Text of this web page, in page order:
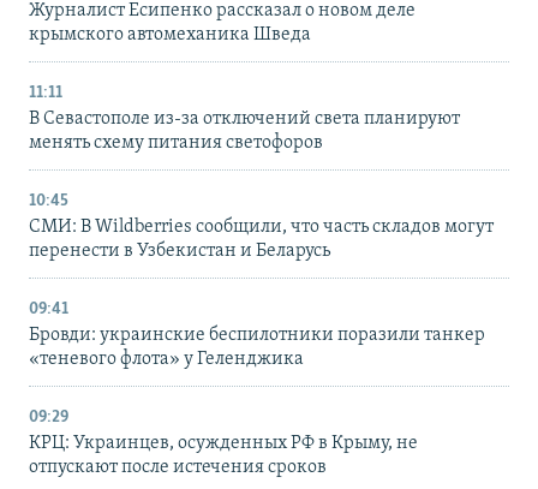
Журналист Есипенко рассказал о новом деле
крымского автомеханика Шведа
11:11
В Севастополе из-за отключений света планируют
менять схему питания светофоров
10:45
СМИ: В Wildberries сообщили, что часть складов могут
перенести в Узбекистан и Беларусь
09:41
Бровди: украинские беспилотники поразили танкер
«теневого флота» у Геленджика
09:29
КРЦ: Украинцев, осужденных РФ в Крыму, не
отпускают после истечения сроков